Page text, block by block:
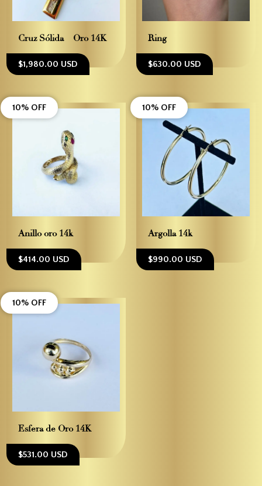
Cruz Sólida – Oro 14K
$1,980.00 USD
Ring
$630.00 USD
Anillo oro 14k
$414.00 USD
10% OFF
Argolla 14k
$990.00 USD
10% OFF
Esfera de Oro 14K
$531.00 USD
10% OFF